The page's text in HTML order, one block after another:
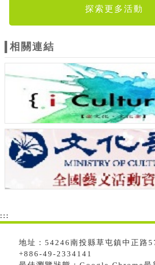
探索更多活動
相關連結
:::
地址：54246南投縣草屯鎮中正路
+886-49-2334141